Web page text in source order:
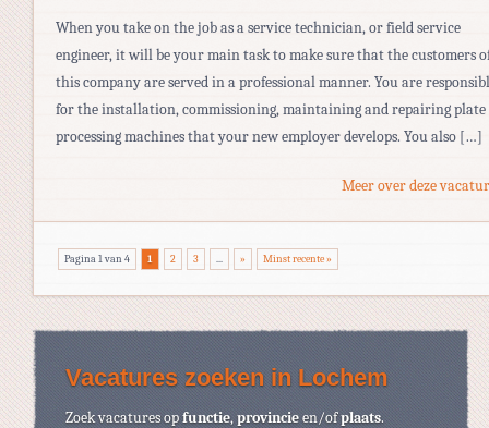
When you take on the job as a service technician, or field service
engineer, it will be your main task to make sure that the customers
this company are served in a professional manner. You are
for the installation, commissioning, maintaining and repairing plate
processing machines that your new employer develops. You also […]
Meer over deze
Pagina 1 van 4 1 2 3 ... » Minst recente »
Vacatures zoeken in Lochem
Zoek vacatures opfunctie,provincieen/ofplaats.